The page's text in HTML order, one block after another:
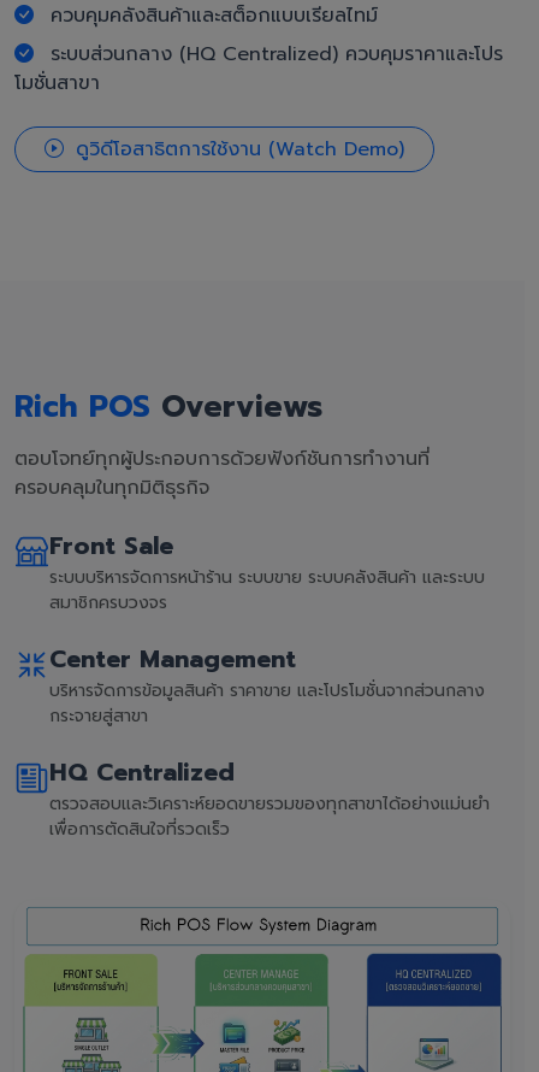
ควบคุมคลังสินค้าและสต็อกแบบเรียลไทม์
ระบบส่วนกลาง (HQ Centralized) ควบคุมราคาและโปร
โมชั่นสาขา
ดูวิดีโอสาธิตการใช้งาน (Watch Demo)
Rich POS Overviews
ตอบโจทย์ทุกผู้ประกอบการด้วยฟังก์ชันการทำงานที่
ครอบคลุมในทุกมิติธุรกิจ
Front Sale
ระบบบริหารจัดการหน้าร้าน ระบบขาย ระบบคลังสินค้า และระบบ
สมาชิกครบวงจร
Center Management
บริหารจัดการข้อมูลสินค้า ราคาขาย และโปรโมชั่นจากส่วนกลาง
กระจายสู่สาขา
HQ Centralized
ตรวจสอบและวิเคราะห์ยอดขายรวมของทุกสาขาได้อย่างแม่นยำ
เพื่อการตัดสินใจที่รวดเร็ว